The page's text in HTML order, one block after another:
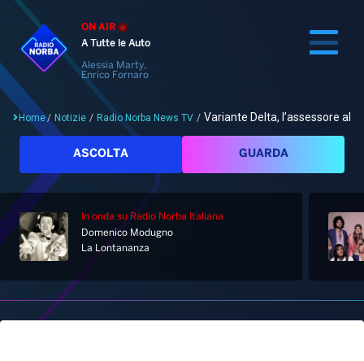
ON AIR
A Tutte le Auto
Alessia Marty,
Enrico Fornaro
Cerca
Home
Palinsesto
Notizie
Home/ Notizie / Radio Norba News TV / Variante Delta, l’assessore
ASCOLTA GUARDA
In onda su Radio Norba Italiana
Domenico Modugno
La Lontananza